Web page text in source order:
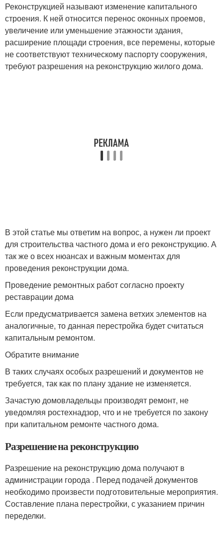
Реконструкцией называют изменение капитального
строения. К ней относится перенос оконных проемов,
увеличение или уменьшение этажности здания,
расширение площади строения, все перемены, которые
не соответствуют техническому паспорту сооружения,
требуют разрешения на реконструкцию жилого дома.
В этой статье мы ответим на вопрос, а нужен ли проект
для строительства частного дома и его реконструкцию. А
так же о всех нюансах и важным моментах для
проведения реконструкции дома.
Проведение ремонтных работ согласно проекту
реставрации дома
Если предусматривается замена ветхих элементов на
аналогичные, то данная перестройка будет считаться
капитальным ремонтом.
Обратите внимание
В таких случаях особых разрешений и документов не
требуется, так как по плану здание не изменяется.
Зачастую домовладельцы производят ремонт, не
уведомляя ростехнадзор, что и не требуется по закону
при капитальном ремонте частного дома.
Разрешение на реконструкцию
Разрешение на реконструкцию дома получают в
администрации города . Перед подачей документов
необходимо произвести подготовительные мероприятия.
Составление плана перестройки, с указанием причин
переделки.